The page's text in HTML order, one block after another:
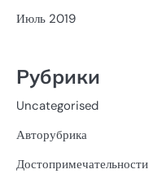
Июль 2019
Рубрики
Uncategorised
Авторубрика
Достопримечательности